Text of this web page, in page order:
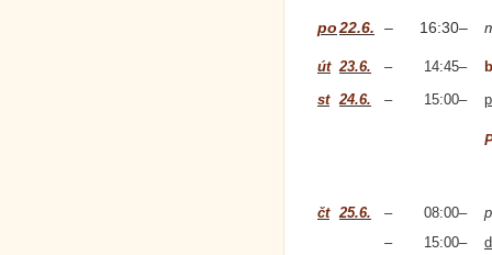
po22.6. – 16:30–
út 23.6. – 14:45–
st 24.6. – 15:00–
čt 25.6. – 08:00–
–
15:00–